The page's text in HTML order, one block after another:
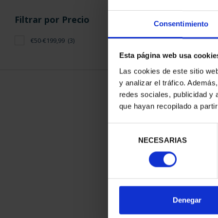
Consentimiento
Esta página web usa
Las cookies de este sitio
y analizar el tráfico.
redes sociales, publicidad y
que hayan recopilado a
consentimiento
NECESARIAS
Denegar
Filtrar por Precio
€50-€199,99 (3)
275
(2021)
ORDENAR POR: